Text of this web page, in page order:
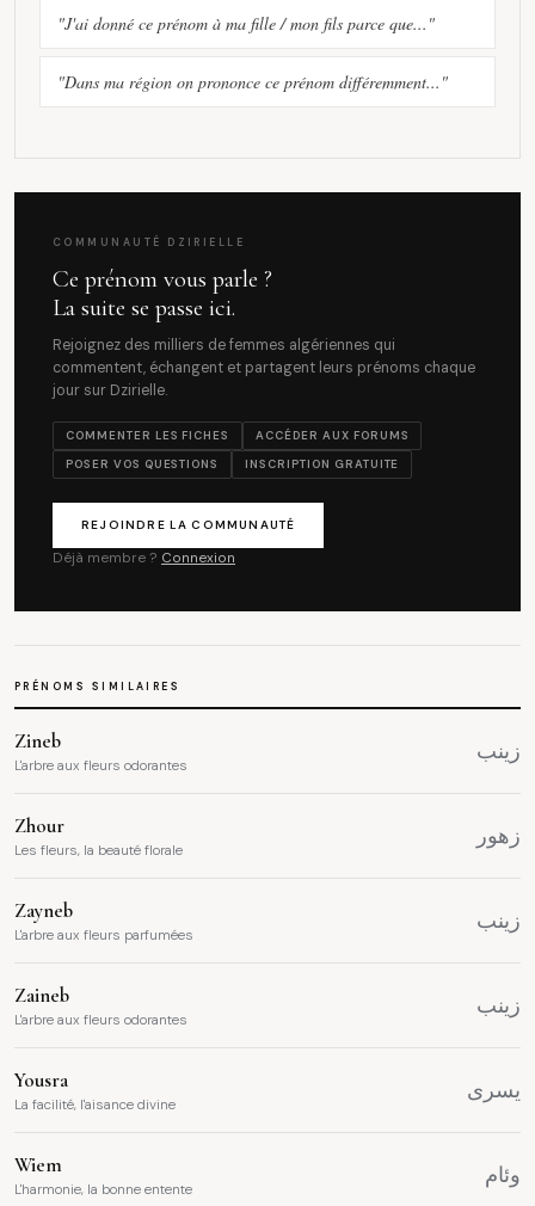
"J'ai donné ce prénom à ma fille / mon fils parce que..."
"Dans ma région on prononce ce prénom différemment..."
COMMUNAUTÉ DZIRIELLE
Ce prénom vous parle ?
La suite se passe ici.
Rejoignez des milliers de femmes algériennes qui
commentent, échangent et partagent leurs prénoms chaque
jour sur Dzirielle.
COMMENTER LES FICHES
ACCÉDER AUX FORUMS
POSER VOS QUESTIONS
INSCRIPTION GRATUITE
REJOINDRE LA COMMUNAUTÉ
Déjà membre ? Connexion
PRÉNOMS SIMILAIRES
Zineb
L'arbre aux fleurs odorantes
زينب
Zhour
Les fleurs, la beauté florale
زهور
Zayneb
L'arbre aux fleurs parfumées
زينب
Zaineb
L'arbre aux fleurs odorantes
زينب
Yousra
La facilité, l'aisance divine
يسرى
Wiem
L'harmonie, la bonne entente
وئام